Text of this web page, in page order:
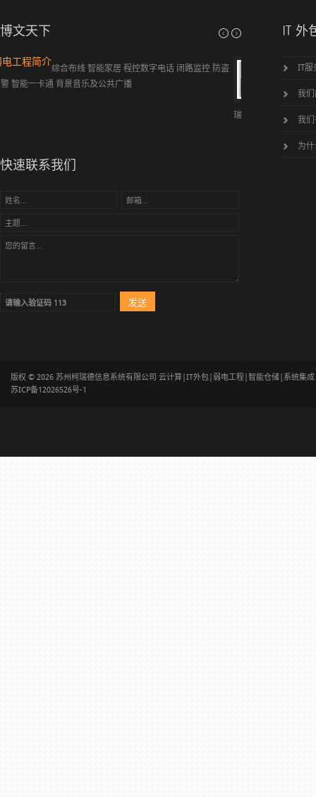
博文天下
关于柯瑞德信息系统有限公司
将您企
业中的IT部门的职能全部或部分外包，集中
精力发展您企业的核心业务！ 苏州柯
苏州柯
证的微软、思科等
快速联系我们
IT 外
IT服
我
我
为
版权 © 2026 苏州柯瑞德信息系统有限公司 云计算|IT外包|弱电工程|智能仓储|系统集
苏ICP备12026526号-1